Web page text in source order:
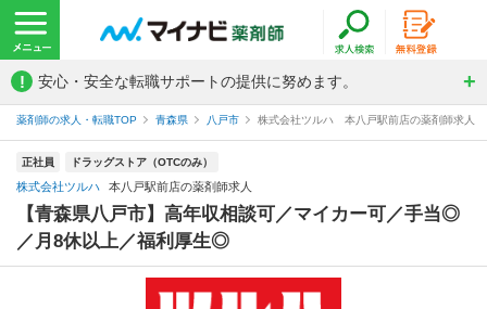
! 安心・安全な転職サポートの提供に努めます。
薬剤師の求人・転職TOP 青森県 八戸市 株式会社ツルハ 本八戸駅前店の薬剤師求人
正社員 ドラッグストア（OTCのみ）
株式会社ツルハ 本八戸駅前店の薬剤師求人
【青森県八戸市】高年収相談可／マイカー可／手当◎
／月8休以上／福利厚生◎